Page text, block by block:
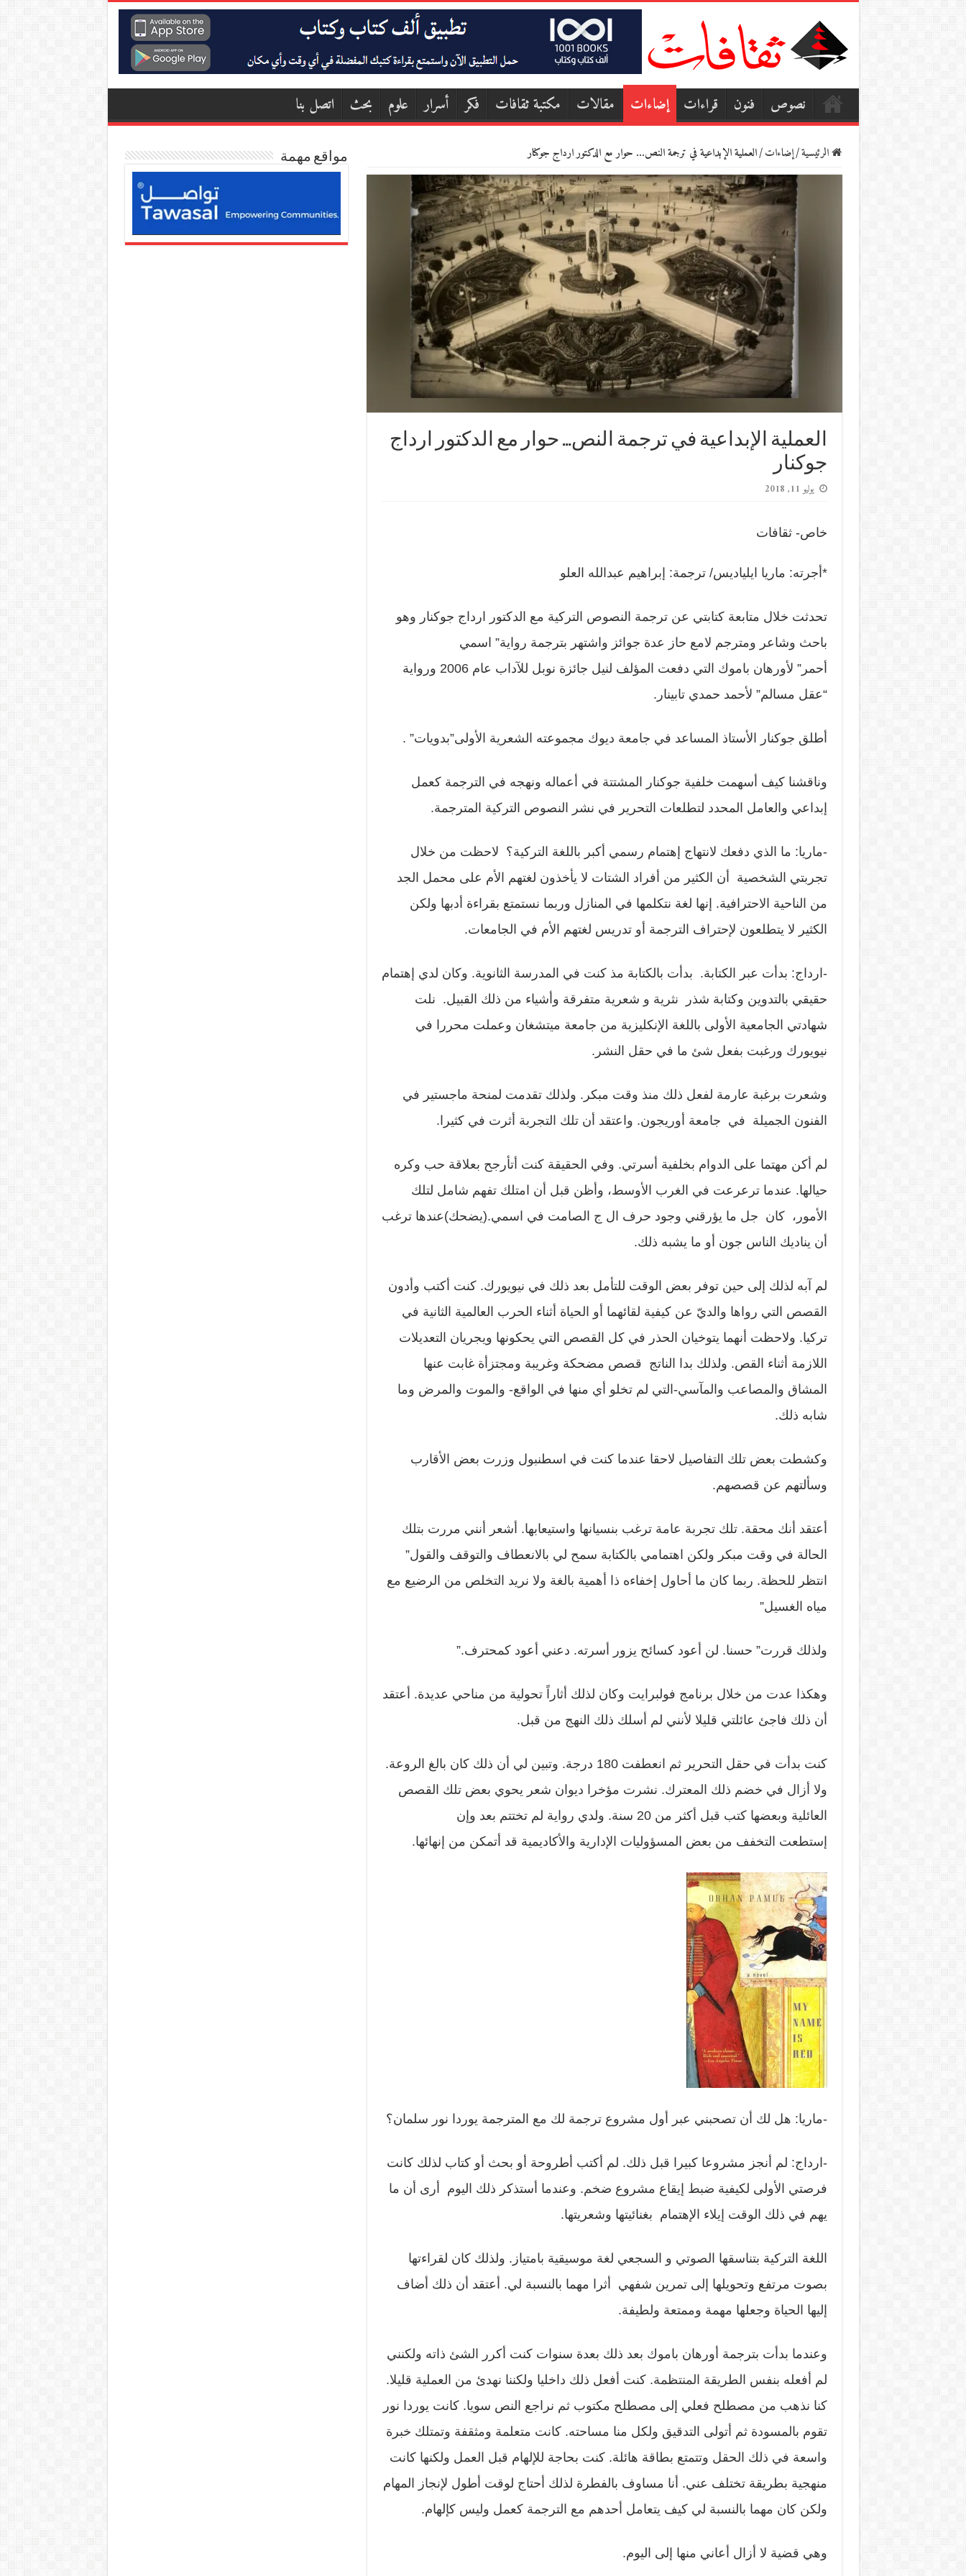
نصوص فنون قراءات إضاءات مقالات مكتبة ثقافات فكر أسرار علوم بحث اتصل بنا
الرئيسية/إضاءات/العملية الإبداعية في ترجمة النص… حوار مع الدكتور ارداج جوكنار
العملية الإبداعية في ترجمة النص… حوار مع الدكتور ارداج
جوكنار
يوليو 11, 2018
خاص- ثقافات
*أجرته: ماريا ايلياديس/ ترجمة: إبراهيم عبدالله العلو
تحدثت خلال متابعة كتابتي عن ترجمة النصوص التركية مع الدكتور ارداج جوكنار وهو
باحث وشاعر ومترجم لامع حاز عدة جوائز واشتهر بترجمة رواية” اسمي
أحمر” لأورهان باموك التي دفعت المؤلف لنيل جائزة نوبل للآداب عام 2006 ورواية
“عقل مسالم” لأحمد حمدي تابينار.
أطلق جوكنار الأستاذ المساعد في جامعة ديوك مجموعته الشعرية الأولى”بدويات” .
وناقشنا كيف أسهمت خلفية جوكنار المشتتة في أعماله ونهجه في الترجمة كعمل
إبداعي والعامل المحدد لتطلعات التحرير في نشر النصوص التركية المترجمة.
-ماريا: ما الذي دفعك لانتهاج إهتمام رسمي أكبر باللغة التركية؟ لاحظت من خلال
تجربتي الشخصية أن الكثير من أفراد الشتات لا يأخذون لغتهم الأم على محمل الجد
من الناحية الاحترافية. إنها لغة نتكلمها في المنازل وربما نستمتع بقراءة أدبها ولكن
الكثير لا يتطلعون لإحتراف الترجمة أو تدريس لغتهم الأم في الجامعات.
-ارداج: بدأت عبر الكتابة. بدأت بالكتابة مذ كنت في المدرسة الثانوية. وكان لدي إهتمام
حقيقي بالتدوين وكتابة شذر نثرية و شعرية متفرقة وأشياء من ذلك القبيل. نلت
شهادتي الجامعية الأولى باللغة الإنكليزية من جامعة ميتشغان وعملت محررا في
نيويورك ورغبت بفعل شئ ما في حقل النشر.
وشعرت برغبة عارمة لفعل ذلك منذ وقت مبكر. ولذلك تقدمت لمنحة ماجستير في
الفنون الجميلة في جامعة أوريجون. واعتقد أن تلك التجربة أثرت في كثيرا.
لم أكن مهتما على الدوام بخلفية أسرتي. وفي الحقيقة كنت أتأرجح بعلاقة حب وكره
حيالها. عندما ترعرعت في الغرب الأوسط، وأظن قبل أن امتلك تفهم شامل لتلك
الأمور، كان جل ما يؤرقني وجود حرف ال ج الصامت في اسمي.(يضحك)عندها ترغب
أن يناديك الناس جون أو ما يشبه ذلك.
لم آبه لذلك إلى حين توفر بعض الوقت للتأمل بعد ذلك في نيويورك. كنت أكتب وأدون
القصص التي رواها والديّ عن كيفية لقائهما أو الحياة أثناء الحرب العالمية الثانية في
تركيا. ولاحظت أنهما يتوخيان الحذر في كل القصص التي يحكونها ويجريان التعديلات
اللازمة أثناء القص. ولذلك بدا الناتج قصص مضحكة وغريبة ومجتزأة غابت عنها
المشاق والمصاعب والمآسي-التي لم تخلو أي منها في الواقع- والموت والمرض وما
شابه ذلك.
وكشطت بعض تلك التفاصيل لاحقا عندما كنت في اسطنبول وزرت بعض الأقارب
وسألتهم عن قصصهم.
أعتقد أنك محقة. تلك تجربة عامة ترغب بنسيانها واستيعابها. أشعر أنني مررت بتلك
الحالة في وقت مبكر ولكن اهتمامي بالكتابة سمح لي بالانعطاف والتوقف والقول”
انتظر للحظة. ربما كان ما أحاول إخفاءه ذا أهمية بالغة ولا نريد التخلص من الرضيع مع
مياه الغسيل”
ولذلك قررت” حسنا. لن أعود كسائح يزور أسرته. دعني أعود كمحترف.”
وهكذا عدت من خلال برنامج فولبرايت وكان لذلك أثاراً تحولية من مناحي عديدة. أعتقد
أن ذلك فاجئ عائلتي قليلا لأنني لم أسلك ذلك النهج من قبل.
كنت بدأت في حقل التحرير ثم انعطفت 180 درجة. وتبين لي أن ذلك كان بالغ الروعة.
ولا أزال في خضم ذلك المعترك. نشرت مؤخرا ديوان شعر يحوي بعض تلك القصص
العائلية وبعضها كتب قبل أكثر من 20 سنة. ولدي رواية لم تختتم بعد وإن
إستطعت التخفف من بعض المسؤوليات الإدارية والأكاديمية قد أتمكن من إنهائها.
-ماريا: هل لك أن تصحبني عبر أول مشروع ترجمة لك مع المترجمة يوردا نور سلمان؟
-ارداج: لم أنجز مشروعا كبيرا قبل ذلك. لم أكتب أطروحة أو بحث أو كتاب لذلك كانت
فرصتي الأولى لكيفية ضبط إيقاع مشروع ضخم. وعندما أستذكر ذلك اليوم أرى أن ما
يهم في ذلك الوقت إيلاء الإهتمام بغنائيتها وشعريتها.
اللغة التركية بتناسقها الصوتي و السجعي لغة موسيقية بامتياز. ولذلك كان لقراءتها
بصوت مرتفع وتحويلها إلى تمرين شفهي أثرا مهما بالنسبة لي. أعتقد أن ذلك أضاف
إليها الحياة وجعلها مهمة وممتعة ولطيفة.
وعندما بدأت بترجمة أورهان باموك بعد ذلك بعدة سنوات كنت أكرر الشئ ذاته ولكنني
لم أفعله بنفس الطريقة المنتظمة. كنت أفعل ذلك داخليا ولكننا نهدئ من العملية قليلا.
كنا نذهب من مصطلح فعلي إلى مصطلح مكتوب ثم نراجع النص سويا. كانت يوردا نور
تقوم بالمسودة ثم أتولى التدقيق ولكل منا مساحته. كانت متعلمة ومثقفة وتمتلك خبرة
واسعة في ذلك الحقل وتتمتع بطاقة هائلة. كنت بحاجة للإلهام قبل العمل ولكنها كانت
منهجية بطريقة تختلف عني. أنا مساوف بالفطرة لذلك أحتاج لوقت أطول لإنجاز المهام
ولكن كان مهما بالنسبة لي كيف يتعامل أحدهم مع الترجمة كعمل وليس كإلهام.
وهي قضية لا أزال أعاني منها إلى اليوم.
مواقع مهمة